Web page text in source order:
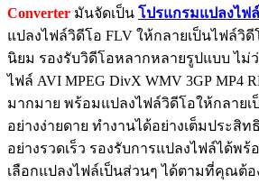
Converter มันจัดเป็น โปรแกรมแปลงไฟล์
แปลงไฟล์วิดีโอ FLV ให้กลายเป็นไฟล์วิ
นิยม รองรับวิดีโอหลากหลายรูปแบบ ไม่
ไฟล์ AVI MPEG DivX WMV 3GP MP4
มากมาย พร้อมแปลงไฟล์วิดีโอให้กลายเ
อย่างง่ายดาย ทำงานได้อย่างเต็มประสิ
อย่างรวดเร็ว รองรับการแปลงไฟล์ได้พ
เลือกแปลงไฟล์เป็นส่วนๆ ได้ตามที่คุณต้อ